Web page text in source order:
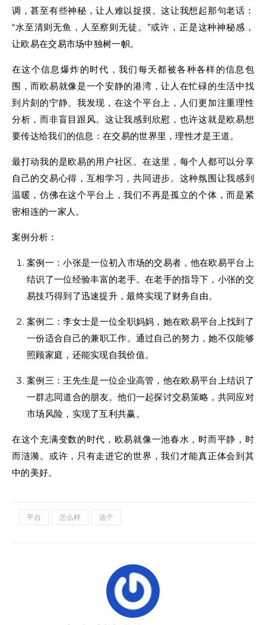
调，甚至有些神秘，让人难以捉摸。这让我想起那句老话：
“水至清则无鱼，人至察则无徒。”或许，正是这种神秘感，
让欧易在交易市场中独树一帜。
在这个信息爆炸的时代，我们每天都被各种各样的信息包
围，而欧易就像是一个安静的港湾，让人在忙碌的生活中找
到片刻的宁静。我发现，在这个平台上，人们更加注重理性
分析，而非盲目跟风。这让我感到欣慰，也许这就是欧易想
要传达给我们的信息：在交易的世界里，理性才是王道。
最打动我的是欧易的用户社区。在这里，每个人都可以分享
自己的交易心得，互相学习，共同进步。这种氛围让我感到
温暖，仿佛在这个平台上，我们不再是孤立的个体，而是紧
密相连的一家人。
案例分析：
案例一：小张是一位初入市场的交易者，他在欧易平台上
结识了一位经验丰富的老手。在老手的指导下，小张的交
易技巧得到了迅速提升，最终实现了财务自由。
案例二：李女士是一位全职妈妈，她在欧易平台上找到了
一份适合自己的兼职工作。通过自己的努力，她不仅能够
照顾家庭，还能实现自我价值。
案例三：王先生是一位企业高管，他在欧易平台上结识了
一群志同道合的朋友。他们一起探讨交易策略，共同应对
市场风险，实现了互利共赢。
在这个充满变数的时代，欧易就像一池春水，时而平静，时
而涟漪。或许，只有走进它的世界，我们才能真正体会到其
中的美好。
平台 怎么样 这个